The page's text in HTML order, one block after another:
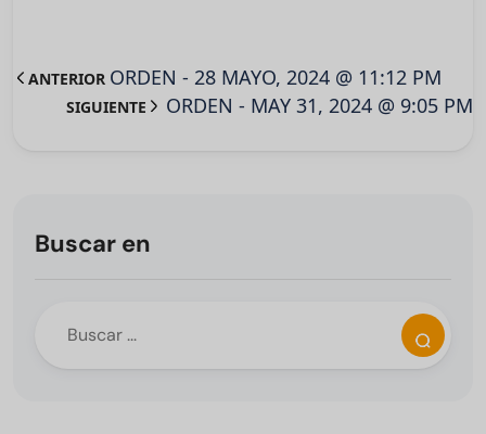
ANTERIOR ORDEN - 28 MAYO, 2024 @ 11:12 PM
SIGUIENTE ORDEN - MAY 31, 2024 @ 9:05 PM
Buscar en